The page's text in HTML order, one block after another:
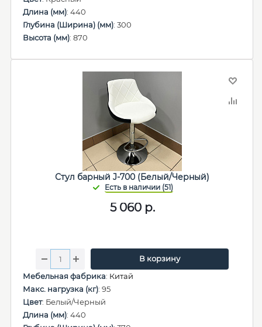
Длина (мм): 440
Глубина (Ширина) (мм): 300
Высота (мм): 870
Стул барный J-700 (Белый/Черный)
5 060р.
В корзину
Мебельная фабрика: Китай
Макс. нагрузка (кг): 95
Цвет: Белый/Черный
Длина (мм): 440